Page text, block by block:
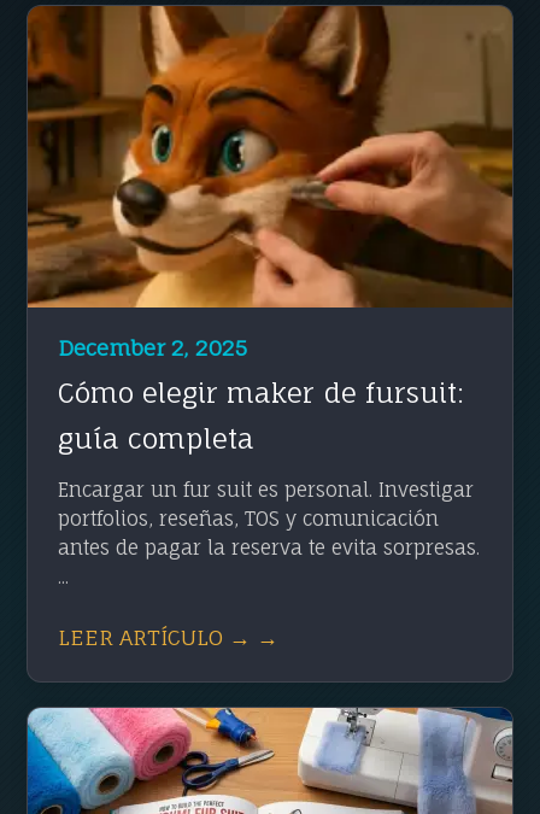
December 2, 2025
Cómo elegir maker de fursuit:
guía completa
Encargar un fur suit es personal. Investigar
portfolios, reseñas, TOS y comunicación
antes de pagar la reserva te evita sorpresas.
...
LEER ARTÍCULO → →